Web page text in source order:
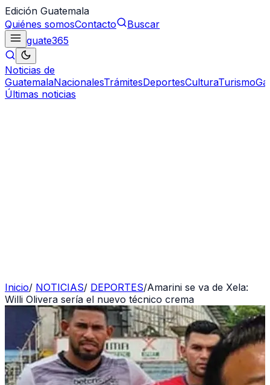
Edición Guatemala
Quiénes somosContacto
Buscar
guate365
Noticias de
GuatemalaNacionalesTrámitesDeportesCulturaTurismo
Últimas noticias
Inicio/ NOTICIAS/ DEPORTES/Amarini se va de Xela:
Willi Olivera sería el nuevo técnico crema